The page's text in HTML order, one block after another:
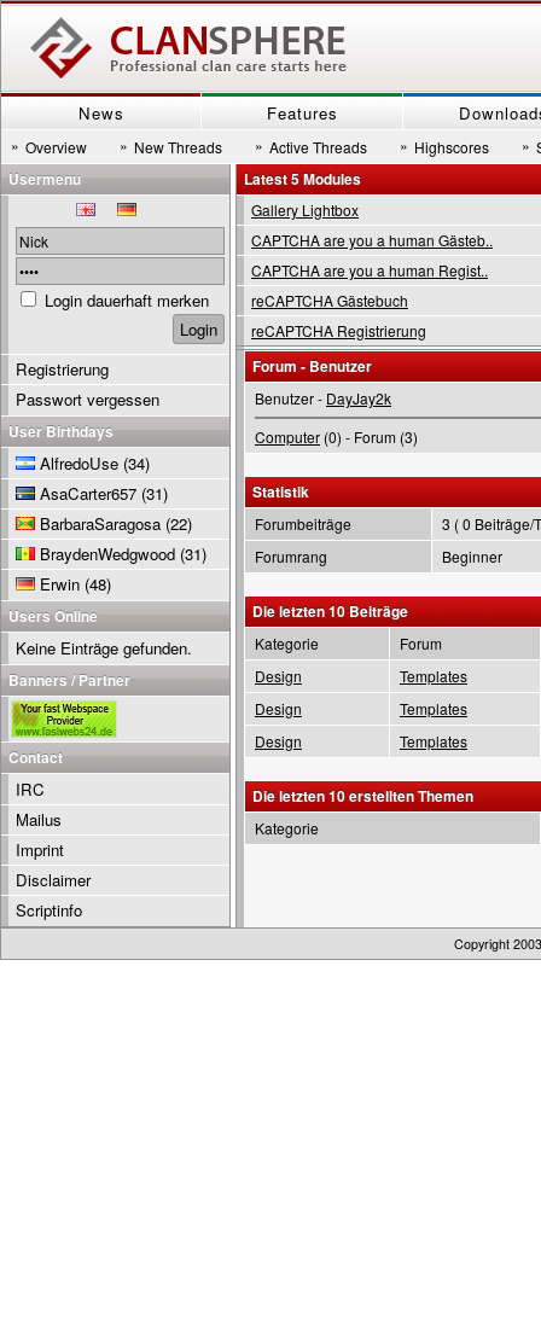
News Features
» Overview » New Threads » Active Threads » Highscores »
Latest 5 Modules
Gallery Lightbox
CAPTCHA are you a human Gästeb..
CAPTCHA are you a human Regist..
reCAPTCHA Gästebuch
reCAPTCHA Registrierung
Forum - Benutzer
Benutzer - DayJay2k
Computer (0) - Forum (3)
Statistik
Forumbeiträge
3 ( 0 Beiträge/
Forumrang
Beginner
Die letzten 10 Beiträge
Kategorie
Forum
Design
Templates
Design
Templates
Design
Templates
Die letzten 10 erstellten Themen
Kategorie
Usermenu
Login dauerhaft merken
Registrierung
Passwort vergessen
User Birthdays
AlfredoUse (34)
AsaCarter657 (31)
BarbaraSaragosa (22)
BraydenWedgwood (31)
Erwin (48)
Users Online
Keine Einträge gefunden.
Banners / Partner
Contact
IRC
Mailus
Imprint
Disclaimer
Scriptinfo
Copyright